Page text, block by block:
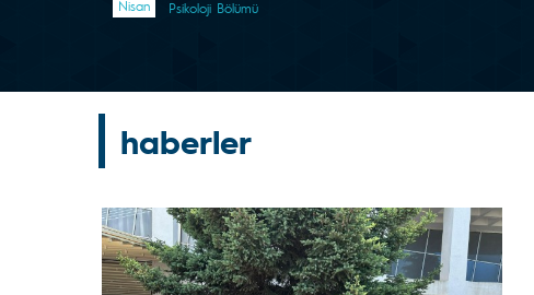
Nisan Psikoloji Bölümü
haberler